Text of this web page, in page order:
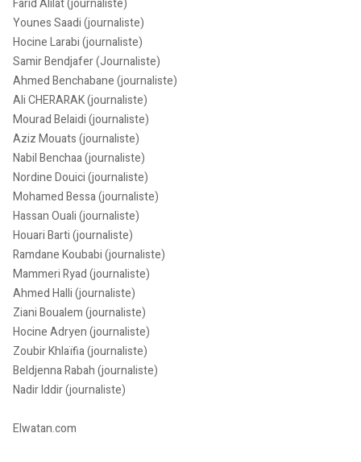
Farid Alilat (journaliste)
Younes Saadi (journaliste)
Hocine Larabi (journaliste)
Samir Bendjafer (Journaliste)
Ahmed Benchabane (journaliste)
Ali CHERARAK (journaliste)
Mourad Belaidi (journaliste)
Aziz Mouats (journaliste)
Nabil Benchaa (journaliste)
Nordine Douici (journaliste)
Mohamed Bessa (journaliste)
Hassan Ouali (journaliste)
Houari Barti (journaliste)
Ramdane Koubabi (journaliste)
Mammeri Ryad (journaliste)
Ahmed Halli (journaliste)
Ziani Boualem (journaliste)
Hocine Adryen (journaliste)
Zoubir Khlaïfia (journaliste)
Beldjenna Rabah (journaliste)
Nadir Iddir (journaliste)
Elwatan.com